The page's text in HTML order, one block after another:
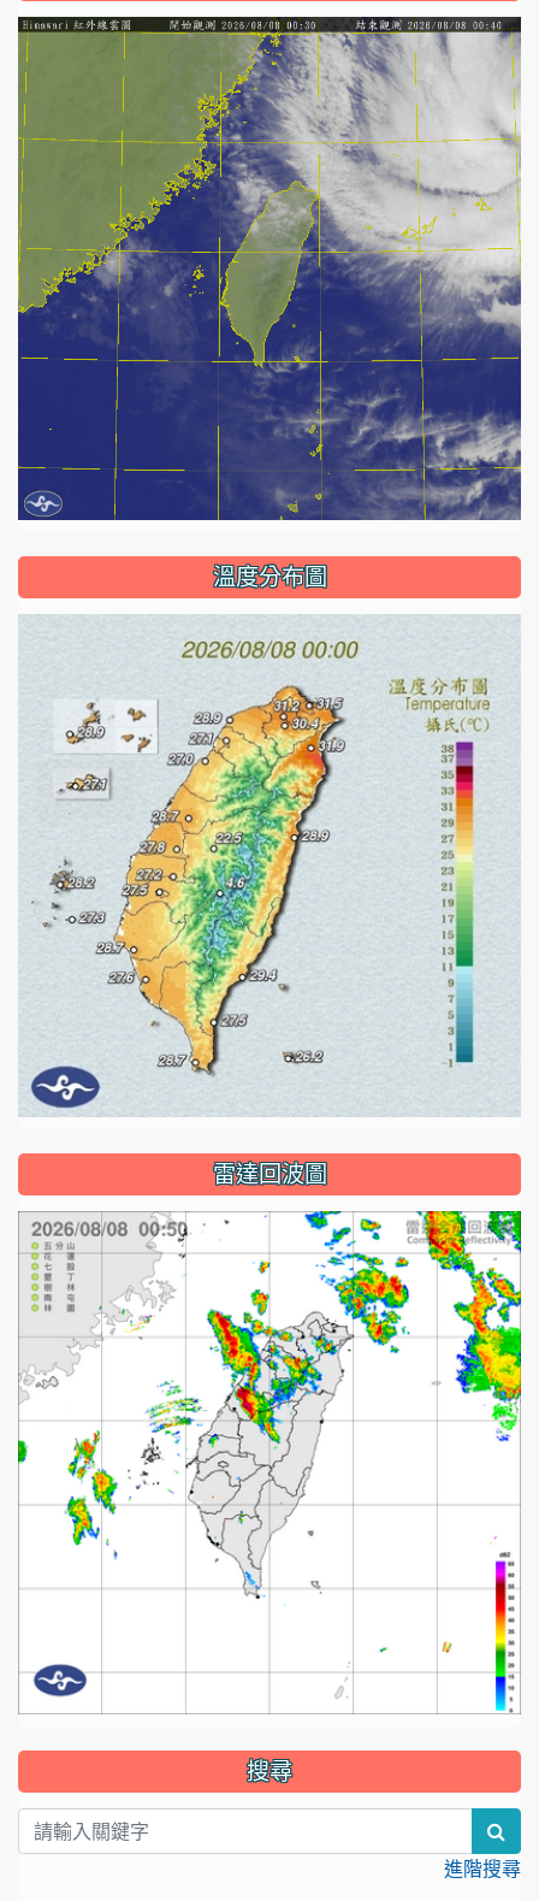
溫度分布圖
雷達回波圖
::: 搜尋
進階搜尋